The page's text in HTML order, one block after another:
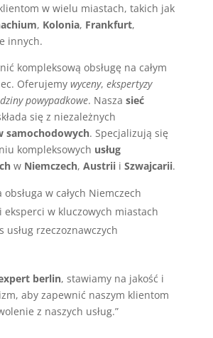
w wielu miastach, takich jak
, Kolonia, Frankfurt,
innych.
kompleksową obsługę na całym
Oferujemy wyceny, ekspertyzy
powypadkowe. Nasza sieć
się z niezależnych
samochodowych. Specjalizują się
kompleksowych usług
w Niemczech, Austriii Szwajcarii.
w całych Niemczech
eksperci w kluczowych miastach
usług rzeczoznawczych
berlin, stawiamy na jakość i
aby zapewnić naszym klientom
z naszych usług.”